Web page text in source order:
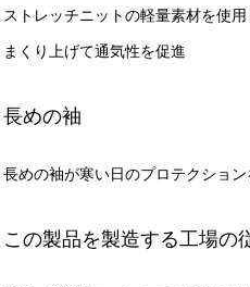
ストレッチニットの軽量素材を使
まくり上げて通気性を促進
長めの袖
長めの袖が寒い日のプロテクショ
この製品を製造する工場の